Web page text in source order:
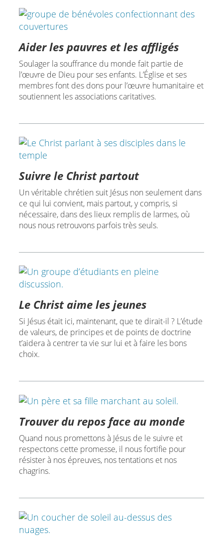
Aider les pauvres et les affligés
Soulager la souffrance du monde fait partie de
l’œuvre de Dieu pour ses enfants. L’Église et ses
membres font des dons pour l’œuvre humanitaire et
soutiennent les associations caritatives.
Suivre le Christ partout
Un véritable chrétien suit Jésus non seulement dans
ce qui lui convient, mais partout, y compris, si
nécessaire, dans des lieux remplis de larmes, où
nous nous retrouvons parfois très seuls.
Le Christ aime les jeunes
Si Jésus était ici, maintenant, que te dirait-il ? L’étude
de valeurs, de principes et de points de doctrine
t’aidera à centrer ta vie sur lui et à faire les bons
choix.
Trouver du repos face au monde
Quand nous promettons à Jésus de le suivre et
respectons cette promesse, il nous fortifie pour
résister à nos épreuves, nos tentations et nos
chagrins.